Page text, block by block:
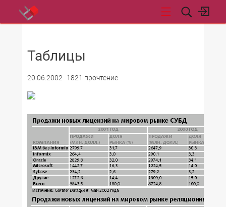
Таблицы
20.06.2002 1821 прочтение